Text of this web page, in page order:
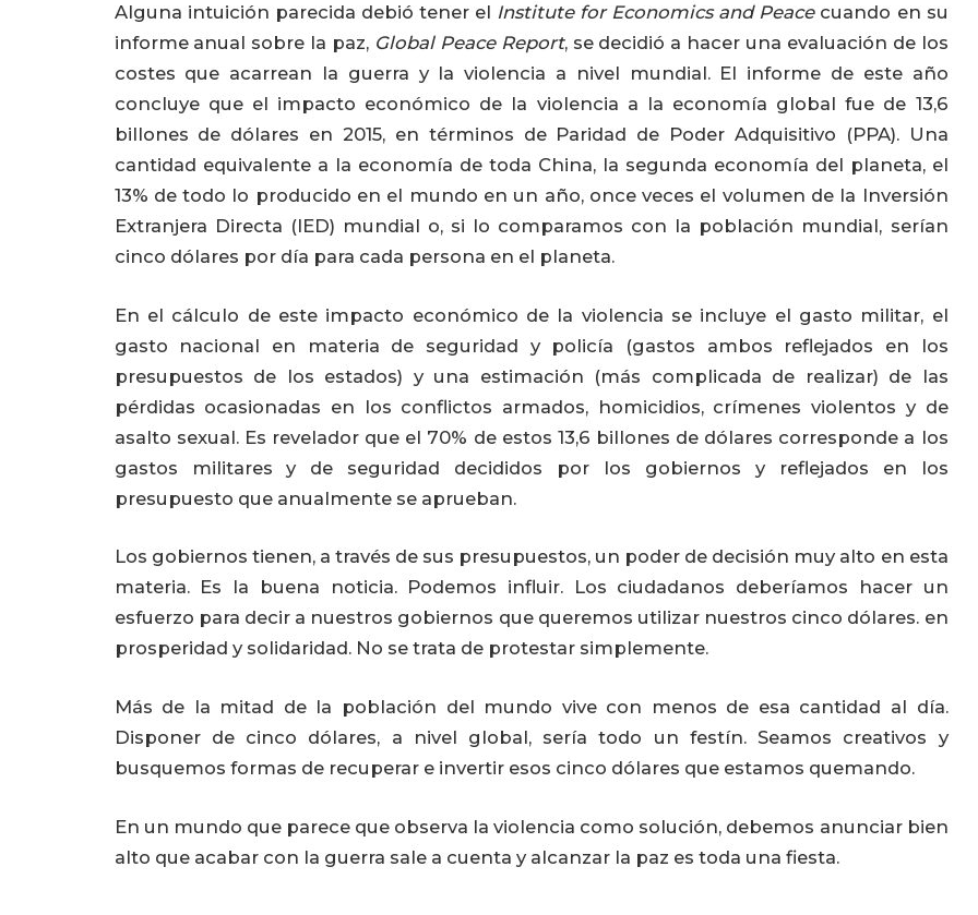
Alguna intuición parecida debió tener el Institute for Economics and Peacecuando en su
informe anual sobre la paz, Global Peace Report, se decidió a hacer una evaluación de los
costes que acarrean la guerra y la violencia a nivel mundial. El informe de este año
concluye que el impacto económico de la violencia a la economía global fue de 13,6
billones de dólares en 2015, en términos de Paridad de Poder Adquisitivo (PPA). Una
cantidad equivalente a la economía de toda China, la segunda economía del planeta, el
13% de todo lo producido en el mundo en un año, once veces el volumen de la Inversión
Extranjera Directa (IED) mundial o, si lo comparamos con la población mundial, serían
cinco dólares por día para cada persona en el planeta.
En el cálculo de este impacto económico de la violencia se incluye el gasto militar, el
gasto nacional en materia de seguridad y policía (gastos ambos reflejados en los
presupuestos de los estados) y una estimación (más complicada de realizar) de las
pérdidas ocasionadas en los conflictos armados, homicidios, crímenes violentos y de
asalto sexual. Es revelador que el 70% de estos 13,6 billones de dólares corresponde a los
gastos militares y de seguridad decididos por los gobiernos y reflejados en los
presupuesto que anualmente se aprueban.
Los gobiernos tienen, a través de sus presupuestos, un poder de decisión muy alto en esta
materia. Es la buena noticia. Podemos influir. Los ciudadanos deberíamos hacer un
esfuerzo para decir a nuestros gobiernos que queremos utilizar nuestros cinco dólares. en
prosperidad y solidaridad. No se trata de protestar simplemente.
Más de la mitad de la población del mundo vive con menos de esa cantidad al día.
Disponer de cinco dólares, a nivel global, sería todo un festín. Seamos creativos y
busquemos formas de recuperar e invertir esos cinco dólares que estamos quemando.
En un mundo que parece que observa la violencia como solución, debemos anunciar bien
alto que acabar con la guerra sale a cuenta y alcanzar la paz es toda una fiesta.